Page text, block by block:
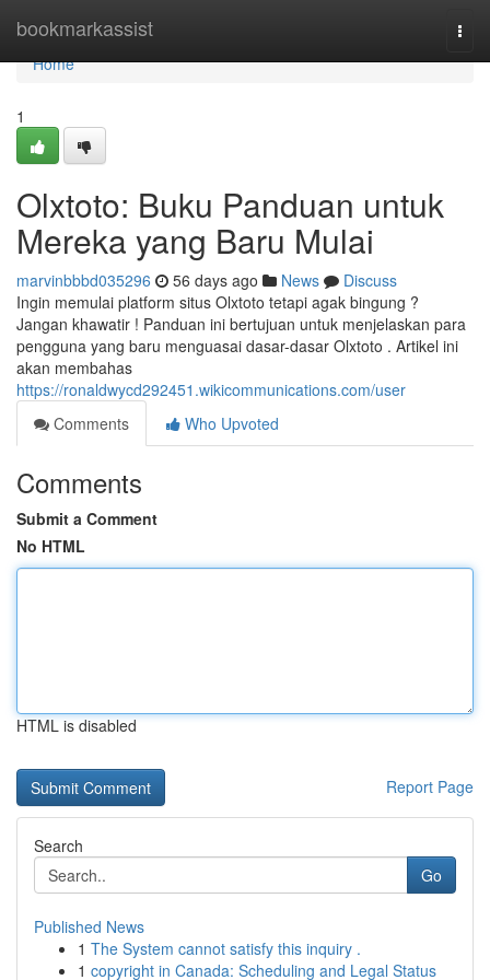
bookmarkassist
Home
Home
1
Olxtoto: Buku Panduan untuk
Mereka yang Baru Mulai
marvinbbbd035296 56 days ago News
Discuss
Ingin memulai platform situs Olxtoto tetapi agak bingung ?
Jangan khawatir ! Panduan ini bertujuan untuk menjelaskan para
pengguna yang baru menguasai dasar-dasar Olxtoto . Artikel ini
akan membahas
https://ronaldwycd292451.wikicommunications.com/user
Comments
Who Upvoted
Comments
Submit a Comment
No HTML
HTML is disabled
Report Page
Search
Go
Published News
1 The System cannot satisfy this inquiry .
1 copyright in Canada: Scheduling and Legal Status